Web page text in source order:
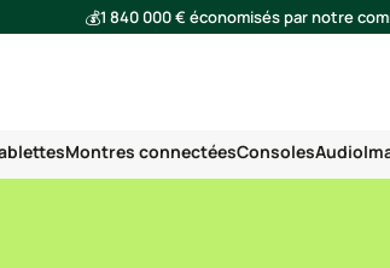
💰1 840 000 € économisés par notre
Montres connectéesConsolesAudio